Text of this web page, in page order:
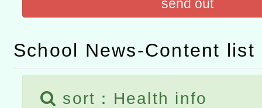
2026年桃園地景藝術節教
send out
School News-Content list
sort：Health info